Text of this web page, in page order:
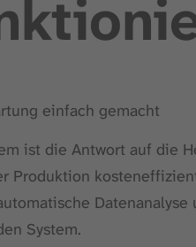
einfach gemacht
ist die Antwort auf die
Produktion
System.